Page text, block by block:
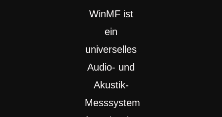
WinMF ist
ein
universelles
Audio- und
Akustik-
Messsystem